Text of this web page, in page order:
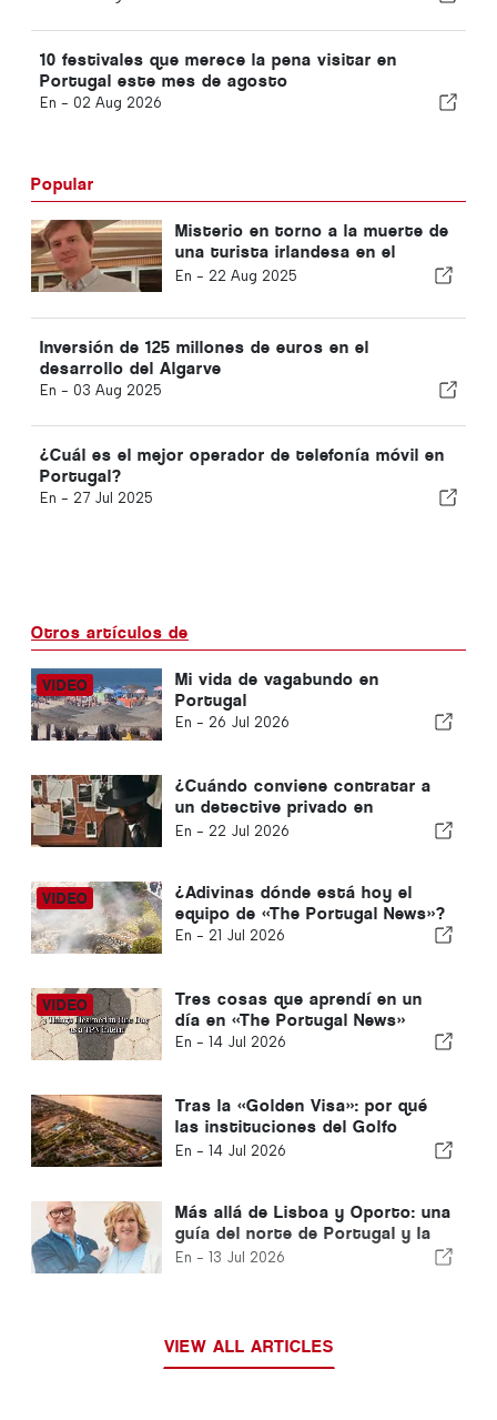
10 festivales que merece la pena visitar en
Portugal este mes de agosto
En - 02 Aug 2026
Popular
Misterio en torno a la muerte de
una turista irlandesa en el
Algarve
En - 22 Aug 2025
Inversión de 125 millones de euros en el
desarrollo del Algarve
En - 03 Aug 2025
¿Cuál es el mejor operador de telefonía móvil en
Portugal?
En - 27 Jul 2025
Otros artículos de
Mi vida de vagabundo en
Portugal
En - 26 Jul 2026
¿Cuándo conviene contratar a
un detective privado en
Portugal? Cinco situaciones en
En - 22 Jul 2026
¿Adivinas dónde está hoy el
equipo de «The Portugal News»?
En - 21 Jul 2026
Tres cosas que aprendí en un
día en «The Portugal News»
En - 14 Jul 2026
Tras la «Golden Visa»: por qué
las instituciones del Golfo
siguen invirtiendo en Portugal
En - 14 Jul 2026
Más allá de Lisboa y Oporto: una
guía del norte de Portugal y la
Costa de Plata
En - 13 Jul 2026
VIEW ALL ARTICLES